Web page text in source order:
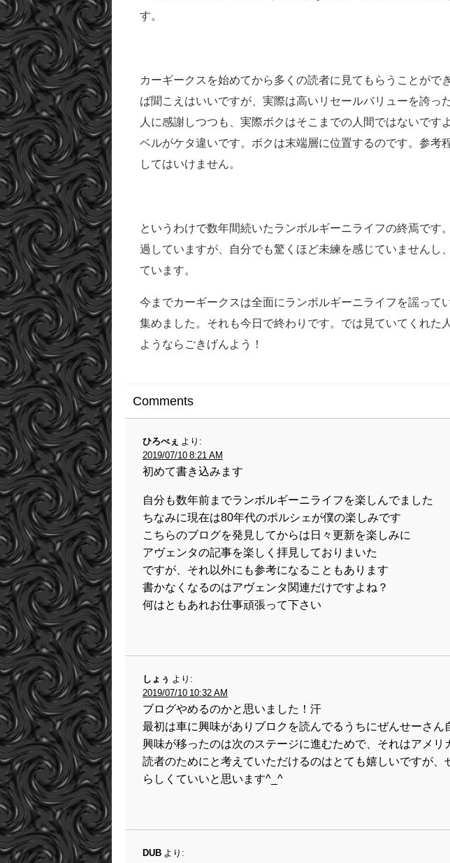
す。
カーギークスを始めてから多くの読者に見てもらうことがで
ば聞こえはいいですが、実際は高いリセールバリューを誇
人に感謝しつつも、実際ボクはそこまでの人間ではないで
ベルがケタ違いです。ボクは末端層に位置するのです。参
してはいけません。
というわけで数年間続いたランボルギーニライフの終焉で
過していますが、自分でも驚くほど未練を感じていません
ています。
今までカーギークスは全面にランボルギーニライフを謡っ
集めました。それも今日で終わりです。では見ていてくれた
ようならごきげんよう！
Comments
ひろべぇ
より:
2019/07/10 8:21 AM
初めて書き込みます
自分も数年前までランボルギーニライフを楽しんでました
ちなみに現在は80年代のポルシェが僕の楽しみです
こちらのブログを発見してからは日々更新を楽しみに
アヴェンタの記事を楽しく拝見しておりまいた
ですが、それ以外にも参考になることもあります
書かなくなるのはアヴェンタ関連だけですよね？
何はともあれお仕事頑張って下さい
しょぅ
より:
2019/07/10 10:32 AM
ブログやめるのかと思いました！汗
最初は車に興味がありブロクを読んでるうちにぜんせーさ
興味が移ったのは次のステージに進むためで、それはアメリ
読者のためにと考えていただけるのはとても嬉しいですが
らしくていいと思います^_^
DUB より: